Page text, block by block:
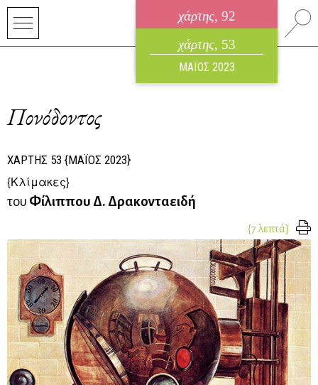
χάρτης, 92
ηλεκτρονικό περιοδικό
ΑΥΓΟΥΣΤΟΣ 2026
χάρτης, 53
ΜΑΪΟΣ 2023
Πονόδοντος
ΧΑΡΤΗΣ 53 {ΜΑΪΟΣ 2023}
{Κλίμακες}
του Φίλιππου Δ. Δρακονταειδή
{7 λεπτά}